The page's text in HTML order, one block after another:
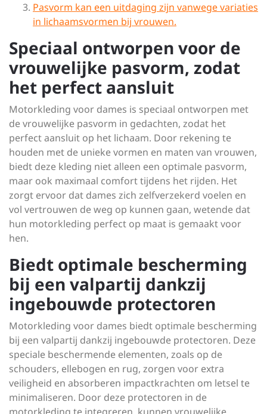
Pasvorm kan een uitdaging zijn vanwege variaties
in lichaamsvormen bij vrouwen.
Speciaal ontworpen voor de
vrouwelijke pasvorm, zodat
het perfect aansluit
Motorkleding voor dames is speciaal ontworpen met
de vrouwelijke pasvorm in gedachten, zodat het
perfect aansluit op het lichaam. Door rekening te
houden met de unieke vormen en maten van vrouwen,
biedt deze kleding niet alleen een optimale pasvorm,
maar ook maximaal comfort tijdens het rijden. Het
zorgt ervoor dat dames zich zelfverzekerd voelen en
vol vertrouwen de weg op kunnen gaan, wetende dat
hun motorkleding perfect op maat is gemaakt voor
hen.
Biedt optimale bescherming
bij een valpartij dankzij
ingebouwde protectoren
Motorkleding voor dames biedt optimale bescherming
bij een valpartij dankzij ingebouwde protectoren. Deze
speciale beschermende elementen, zoals op de
schouders, ellebogen en rug, zorgen voor extra
veiligheid en absorberen impactkrachten om letsel te
minimaliseren. Door deze protectoren in de